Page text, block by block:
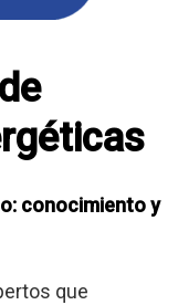
conocimiento y
que